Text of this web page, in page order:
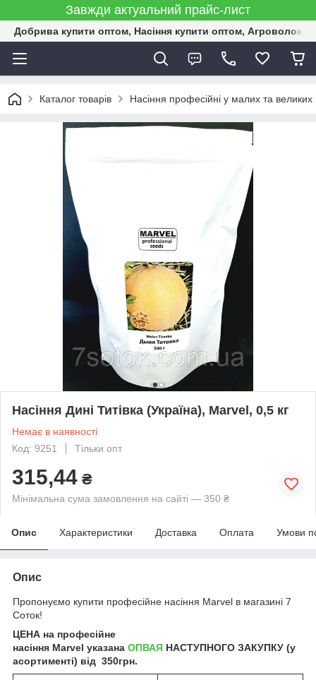
Завжди актуальний прайс-лист
Добрива купити оптом, Насіння купити оптом,
Каталог товарів Насіння професійні у малих та великих
Насіння Дині Титівка (Україна), Marvel, 0,5 кг
Немає в наявності
Код: 9251
Тільки опт
315,44 ₴
Мінімальна сума замовлення на сайті — 350 ₴
Опис Характеристики Доставка Оплата Умови
Опис
Пропонуємо купити професійне насіння Marvel в магазині 7
Соток!
ЦЕНА на професійне
насіння Marvel указана ОПВАЯ НАСТУПНОГО ЗАКУПКУ (у
асортименті) від 350грн.